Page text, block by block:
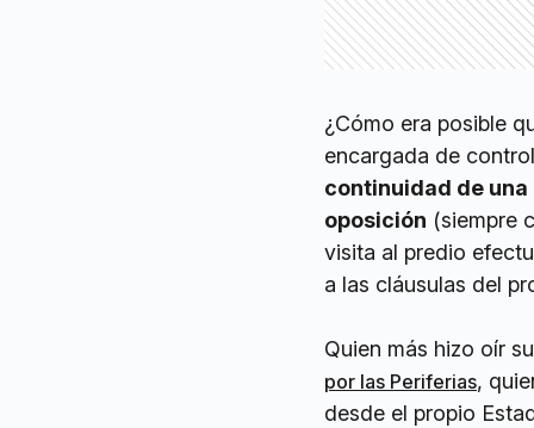
¿Cómo era posible
encargada de
continuidad de
oposición (siempre
visita al predio
a las cláusulas del
Quien más hizo oír
por las Periferias,
desde el propio